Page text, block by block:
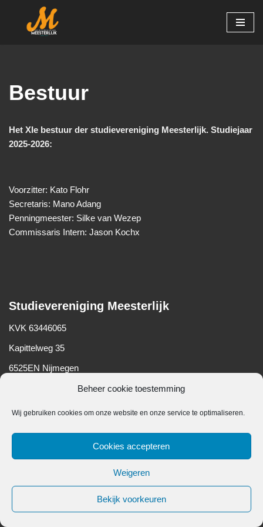
Beheer cookie toestemming
Wij gebruiken cookies om onze website en onze service te optimaliseren.
Cookies accepteren
Weigeren
Bekijk voorkeuren
Bestuur
Het XIe bestuur der studievereniging Meesterlijk. Studiejaar
2025-2026:
Voorzitter: Kato Flohr
Secretaris: Mano Adang
Penningmeester: Silke van Wezep
Commissaris Intern: Jason Kochx
Studievereniging Meesterlijk
KVK 63446065
Kapittelweg 35
6525EN Nijmegen
Belangrijke informatie
Neve| Mogelijk gemaakt doorWordPress